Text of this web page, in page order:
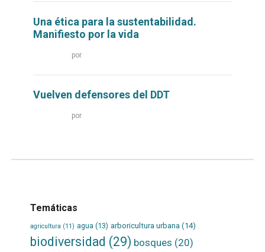
Una ética para la sustentabilidad.
Manifiesto por la vida
por
Vuelven defensores del DDT
por
Temáticas
agricultura (11) agua (13) arboricultura urbana (14)
biodiversidad (29) bosques (20)